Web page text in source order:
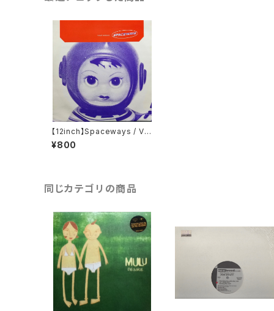
【12inch】Spaceways / Vo
cal Versions
¥800
同じカテゴリの商品